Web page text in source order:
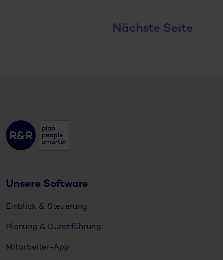
Nächste Seite
Unsere Software
Einblick & Steuerung
Planung & Durchführung
Mitarbeiter-App